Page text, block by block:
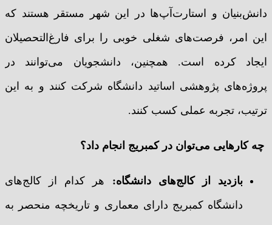
دانش‌بنیان و استارت‌آپ‌ها در این شهر مستقر هستند که
این امر، فرصت‌های شغلی خوبی را برای فارغ‌التحصیلان
ایجاد کرده است. همچنین، دانشجویان می‌توانند در
پروژه‌های پژوهشی اساتید دانشگاه شرکت کنند و به این
ترتیب، تجربه عملی کسب کنند.
چه کارهایی می‌توان در کمبریج انجام داد؟
بازدید از کالج‌های دانشگاه: هر کدام از کالج‌های
دانشگاه کمبریج دارای معماری و تاریخچه منحصر به